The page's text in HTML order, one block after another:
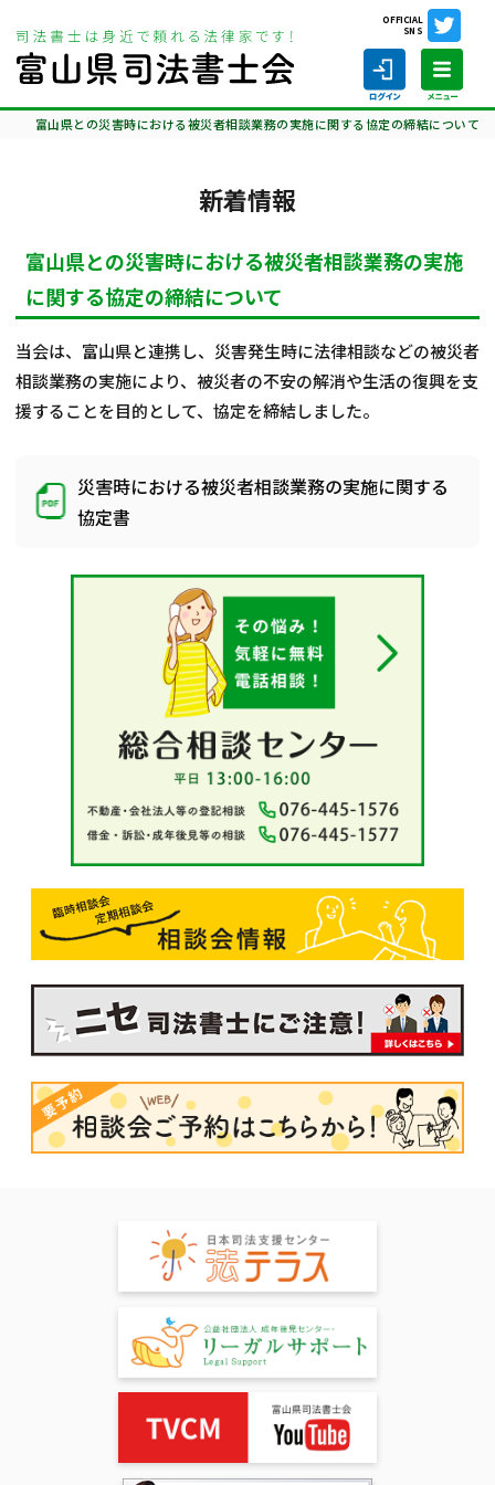
OFFICIAL
SNS
相談会情報・お知らせ
新着情報
富山県との災害時における被災者相談業務の実施に関する協定の締結について
新着情報
富山県との災害時における被災者相談業務の実施
に関する協定の締結について
当会は、富山県と連携し、災害発生時に法律相談などの被災者
相談業務の実施により、被災者の不安の解消や生活の復興を支
援することを目的として、協定を締結しました。
災害時における被災者相談業務の実施に関する
協定書
司法書士の仕事
司法書士を探す
司法書士に相談する
交通アクセス
サイトマップ